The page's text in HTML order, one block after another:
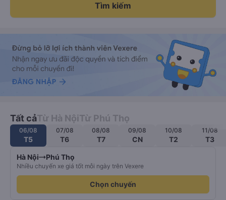
Tìm kiếm
Tất cảTừ Hà NộiTừ Phú Thọ
06/08
T5
07/08
T6
08/08
T7
09/08
CN
10/08
T2
11/08
T3
Hà Nội Phú Thọ
Nhiều chuyến xe giá tốt mỗi ngày trên Vexere
Chọn chuyến